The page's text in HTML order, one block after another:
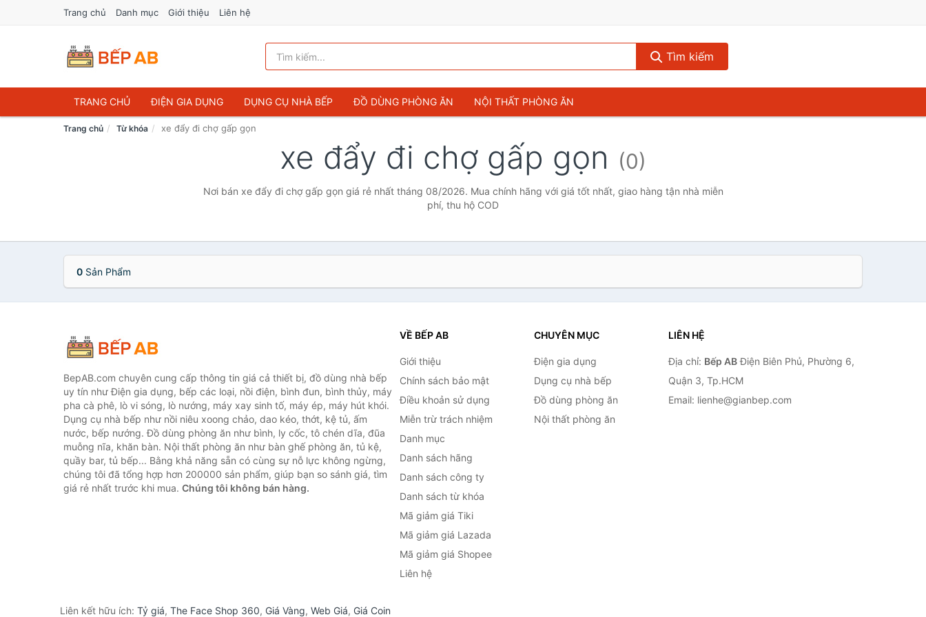
Trang chủ Danh mục Giới thiệu Liên hệ
Tìm kiếm
TRANG CHỦ ĐIỆN GIA DỤNG DỤNG CỤ NHÀ BẾP ĐỒ DÙNG PHÒNG ĂN NỘI THẤT PHÒNG ĂN
Trang chủ Từ khóa xe đẩy đi chợ gấp gọn
xe đẩy đi chợ gấp gọn (0)
Nơi bán xe đẩy đi chợ gấp gọn giá rẻ nhất tháng 08/2026. Mua chính hãng với giá tốt nhất, giao hàng tận nhà miễn
phí, thu hộ COD
0 Sản Phẩm
BepAB.com chuyên cung cấp thông tin giá cả thiết bị, đồ dùng nhà bếp
uy tín như Điện gia dụng, bếp các loại, nồi điện, bình đun, bình thủy, máy
pha cà phê, lò vi sóng, lò nướng, máy xay sinh tố, máy ép, máy hút khói.
Dụng cụ nhà bếp như nồi niêu xoong chảo, dao kéo, thớt, kệ tủ, ấm
nước, bếp nướng. Đồ dùng phòng ăn như bình, ly cốc, tô chén dĩa, đũa
muỗng nĩa, khăn bàn. Nội thất phòng ăn như bàn ghế phòng ăn, tủ kệ,
quầy bar, tủ bếp... Bằng khả năng sẵn có cùng sự nỗ lực không ngừng,
chúng tôi đã tổng hợp hơn 200000 sản phẩm, giúp bạn so sánh giá, tìm
giá rẻ nhất trước khi mua. Chúng tôi không bán hàng.
VỀ BẾP AB
Giới thiệu
Chính sách bảo mật
Điều khoản sử dụng
Miễn trừ trách nhiệm
Danh mục
Danh sách hãng
Danh sách công ty
Danh sách từ khóa
Mã giảm giá Tiki
Mã giảm giá Lazada
Mã giảm giá Shopee
Liên hệ
CHUYÊN MỤC
Điện gia dụng
Dụng cụ nhà bếp
Đồ dùng phòng ăn
Nội thất phòng ăn
LIÊN HỆ
Địa chỉ: Bếp ABĐiện Biên Phủ, Phường 6,
Quận 3, Tp.HCM
Email: lienhe@gianbep.com
Liên kết hữu ích: Tỷ giá, The Face Shop 360, Giá Vàng, Web Giá, Giá Coin